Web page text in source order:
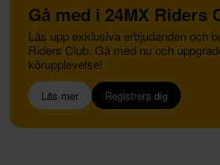
Gå med i 24MX Riders
Lås upp exklusiva erbjudanden och
Riders Club. Gå med nu och
körupplevelse!
Läs mer Registrera dig